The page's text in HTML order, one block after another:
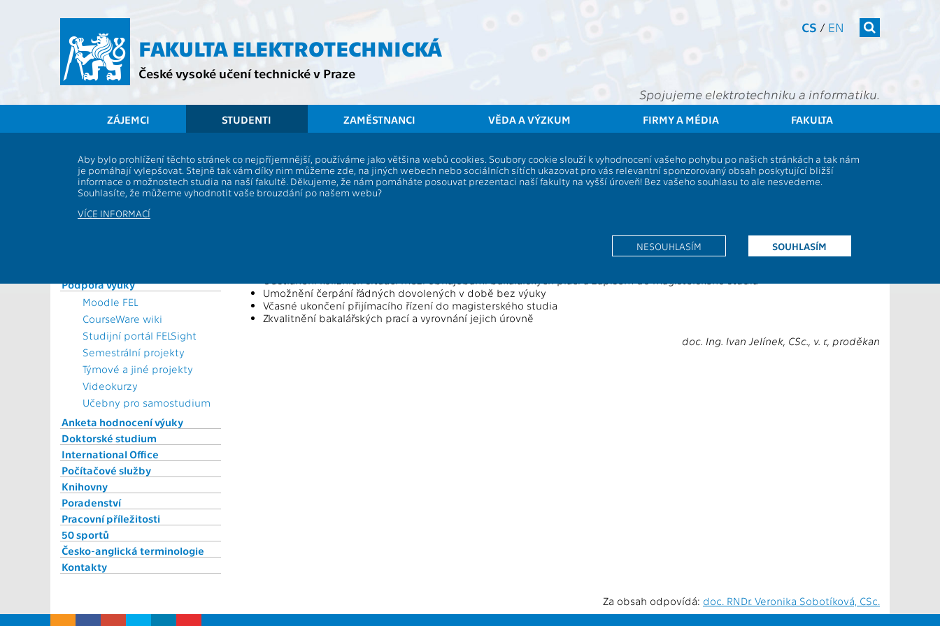
FAKULTA ELEKTROTECHNICKÁ
České vysoké učení technické v Praze
CS / EN
Spojujeme elektrotechniku a informatiku.
ZÁJEMCI STUDENTI ZAMĚSTNANCI VĚDA A VÝZKUM FIRMY A MÉDIA FAKULTA
Aby bylo prohlížení těchto stránek co nejpříjemnější, používáme jako většina webů cookies. Soubory cookie slouží k vyhodnocení vašeho pohybu po našich stránkách a tak nám
je pomáhají vylepšovat. Stejně tak vám díky nim můžeme zde, na jiných webech nebo sociálních sítích ukazovat pro vás relevantní sponzorovaný obsah poskytující bližší
informace o možnostech studia na naší fakultě. Děkujeme, že nám pomáháte posouvat prezentaci naší fakulty na vyšší úroveň! Bez vašeho souhlasu to ale nesvedeme.
Souhlasíte, že můžeme vyhodnotit vaše brouzdání po našem webu?
VÍCE INFORMACÍ
SOUHLASÍM
NESOUHLASÍM
Souhrnné informace
Vyhlášky a předpisy
Formuláře
Časový plán ak. roku
Podpora výuky
Moodle FEL
CourseWare wiki
Studijní portál FELSight
Semestrální projekty
Týmové a jiné projekty
Videokurzy
Učebny pro samostudium
Anketa hodnocení výuky
Doktorské studium
International Office
Počítačové služby
Knihovny
Poradenství
Pracovní příležitosti
50 sportů
Česko-anglická terminologie
Kontakty
Úprava harmonogramu 3. ročníku bakalářského studia
Prodloužení času na splnění studijních povinnosti v 6. semestru, kdy studenti budou odevzdávat bakalářskou práci
Umožnění čerpání řádných dovolených v době bez výuky
Včasné ukončení přijímacího řízení do magisterského studia
Zkvalitnění bakalářských prací a vyrovnání jejich úrovně
doc. Ing. Ivan Jelínek, CSc., v. r., proděkan
Za obsah odpovídá: doc. RNDr. Veronika Sobotíková, CSc.